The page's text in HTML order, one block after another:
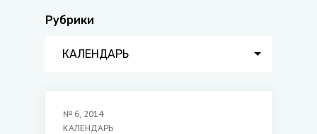
Рубрики
КАЛЕНДАРЬ
№ 6, 2014
КАЛЕНДАРЬ